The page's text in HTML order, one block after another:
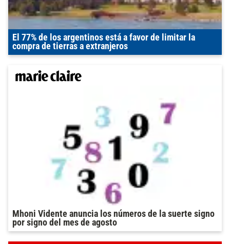
El 77% de los argentinos está a favor de limitar la
compra de tierras a extranjeros
Mhoni Vidente anuncia los números de la suerte signo
por signo del mes de agosto